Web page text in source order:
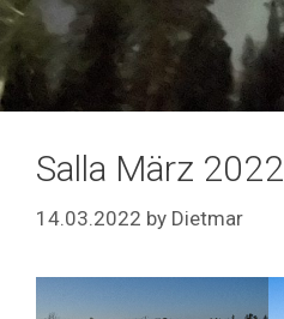
Salla März 2022
14.03.2022 by Dietmar